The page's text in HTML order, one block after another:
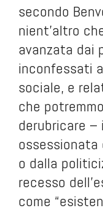
secondo
nient’altro
avanzata dai
inconfessati
sociale, e
che
derubricare –
ossessionata
o dalla
recesso
come